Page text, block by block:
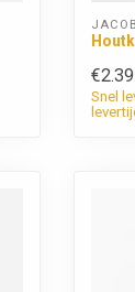
Snel